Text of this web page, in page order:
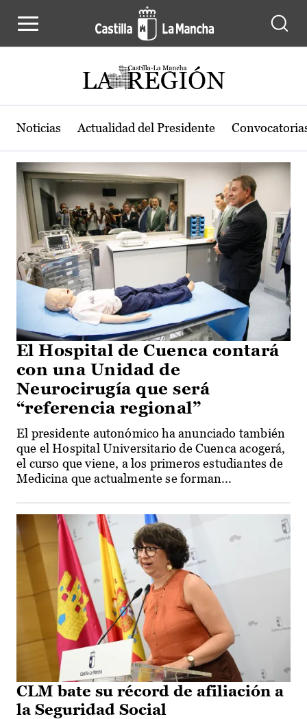
Actualidad de la región de Castilla-
Noticias Actualidad del Presidente
El Hospital de Cuenca contará
con una Unidad de
Neurocirugía que será
“referencia regional”
El presidente autonómico ha anunciado también
que el Hospital Universitario de Cuenca acogerá,
el curso que viene, a los primeros estudiantes de
Medicina que actualmente se forman...
CLM bate su récord de afiliación a
la Seguridad Social